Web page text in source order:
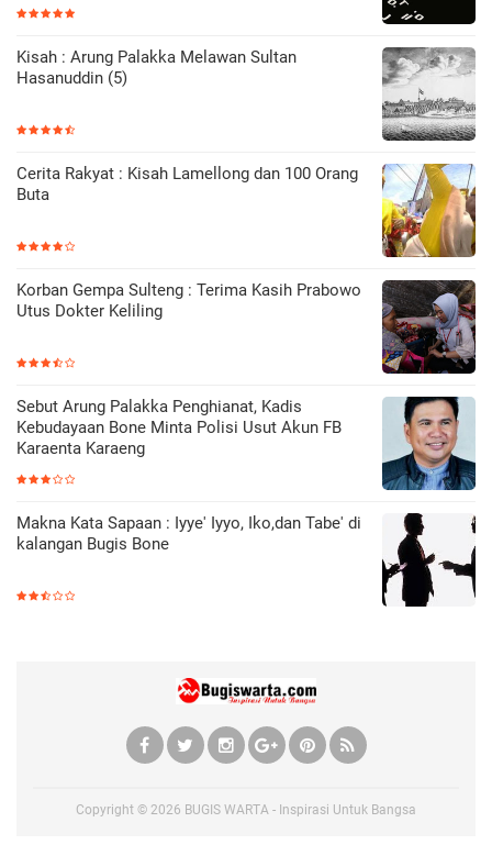
Kisah : Arung Palakka Melawan Sultan
Hasanuddin (5)
Cerita Rakyat : Kisah Lamellong dan 100 Orang
Buta
Korban Gempa Sulteng : Terima Kasih Prabowo
Utus Dokter Keliling
Sebut Arung Palakka Penghianat, Kadis
Kebudayaan Bone Minta Polisi Usut Akun FB
Karaenta Karaeng
Makna Kata Sapaan : Iyye' Iyyo, Iko,dan Tabe' di
kalangan Bugis Bone
Copyright © 2026 BUGIS WARTA - Inspirasi Untuk Bangsa